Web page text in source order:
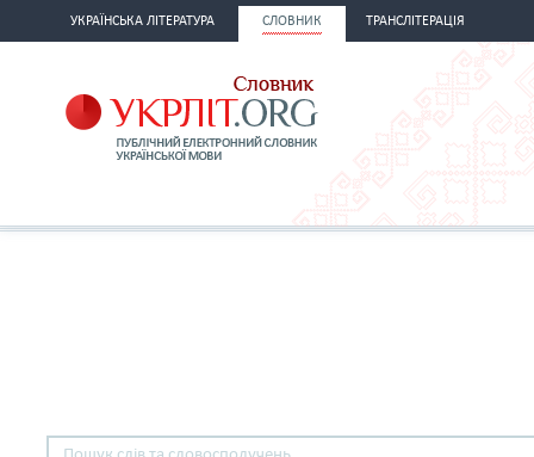
УКРАЇНСЬКА ЛІТЕРАТУРА СЛОВНИК ТРАНСЛІТЕРАЦІЯ